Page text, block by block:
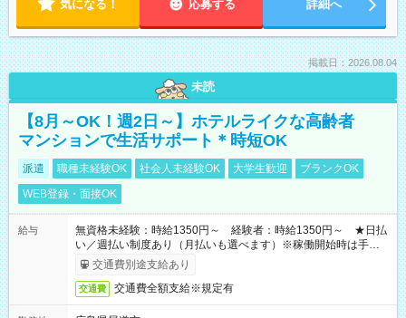
気になる！ 応募する 詳細へ
掲載日：2026.08.04
未読
【8月～OK！週2日～】ホテルライクな高齢者
マンションで生活サポート＊時短OK
派遣 職種未経験OK 社会人未経験OK 大学生歓迎
ブランクOK
WEB登録・面接OK
給与
無資格未経験：時給1350円～ 経験者：時給1350円～ ★日払
い／週払い制度あり（月払いも選べます）※稼働開始時は手続き
完了次第のお支払いとなります。
交通費別途支給あり
交通費 交通費全額支給※規定有